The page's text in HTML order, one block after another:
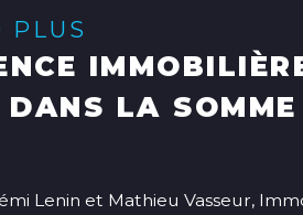
PLUS
LA SOMME
Lenin et Mathieu Vasseur,